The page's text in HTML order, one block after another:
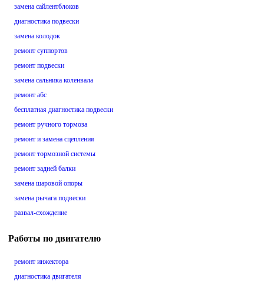
замена сайлентблоков
диагностика подвески
замена колодок
ремонт суппортов
ремонт подвески
замена сальника коленвала
ремонт абс
бесплатная диагностика подвески
ремонт ручного тормоза
ремонт и замена сцепления
ремонт тормозной системы
ремонт задней балки
замена шаровой опоры
замена рычага подвески
развал-схождение
Работы по двигателю
ремонт инжектора
диагностика двигателя